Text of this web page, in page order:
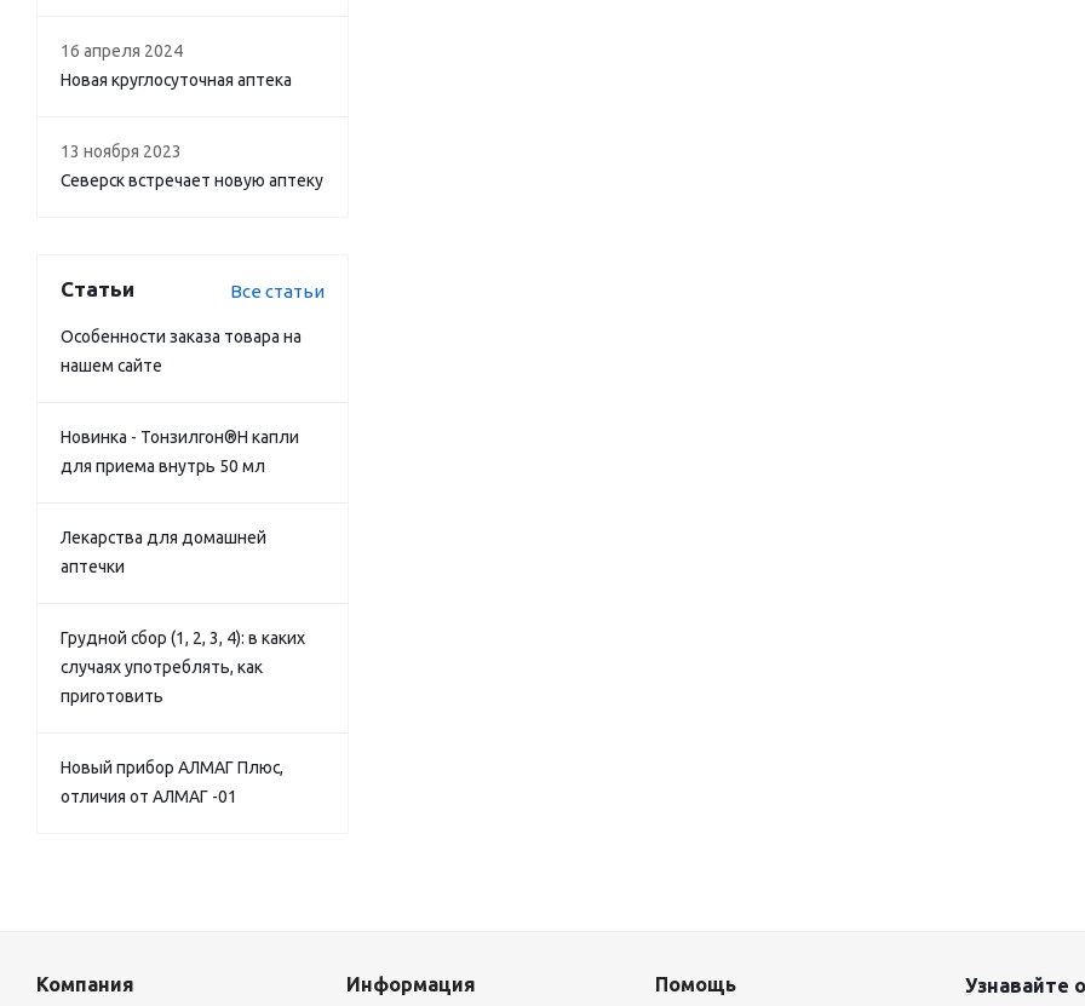
16 апреля 2024
Новая круглосуточная аптека
13 ноября 2023
Северск встречает новую аптеку
Статьи Все статьи
Особенности заказа товара на
нашем сайте
Новинка - Тонзилгон®Н капли
для приема внутрь 50 мл
Лекарства для домашней
аптечки
Грудной сбор (1, 2, 3, 4): в каких
случаях употреблять, как
приготовить
Новый прибор АЛМАГ Плюс,
отличия от АЛМАГ -01
Компания Информация Помощь
Узнавайте